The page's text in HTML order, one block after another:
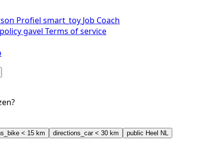
Profiel smart_toy Job Coach
gavel Terms of service
< 15 km directions_car< 30 km public Heel NL